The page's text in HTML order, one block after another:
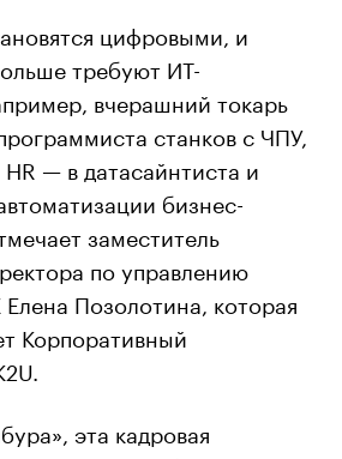
цифровыми, и
требуют ИТ-
вчерашний токарь
станков с ЧПУ,
— в датасайнтиста и
бизнес-
заместитель
по управлению
Позолотина, которая
Корпоративный
эта кадровая